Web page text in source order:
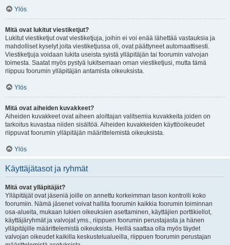
Ylös
Mitä ovat lukitut viestiketjut?
Lukitut viestiketjut ovat viestiketjuja, joihin ei voi enää lähettää vastauksia ja
mahdolliset kyselyt joita viestiketjussa oli, ovat päättyneet automaattisesti.
Viestiketjuja voidaan lukita useista syistä ylläpitäjän tai foorumin valvojan
toimesta. Saatat myös pystyä lukitsemaan oman viestiketjusi, mutta tämä
riippuu foorumin ylläpitäjän antamista oikeuksista.
Ylös
Mitä ovat aiheiden kuvakkeet?
Aiheiden kuvakkeet ovat aiheen aloittajan valitsemia kuvakkeita joiden on
tarkoitus kuvastaa niiden sisältöä. Aiheiden kuvakkeiden käyttöoikeudet
riippuvat foorumin ylläpitäjän määrittelemistä oikeuksista.
Ylös
Käyttäjätasot ja ryhmät
Mitä ovat ylläpitäjät?
Ylläpitäjät ovat jäseniä joille on annettu korkeimman tason kontrolli koko
foorumiin. Nämä jäsenet voivat hallita foorumin kaikkia foorumin toiminnan
osa-alueita, mukaan lukien oikeuksien asettaminen, käyttäjien porttikiellot,
käyttäjäryhmät ja valvojat yms., riippuen foorumin perustajasta ja hänen
ylläpitäjille määrittelemistä oikeuksista. Heillä saattaa olla myös täydet
valvojan oikeudet kaikilla keskustelualueilla, riippuen foorumin perustajan